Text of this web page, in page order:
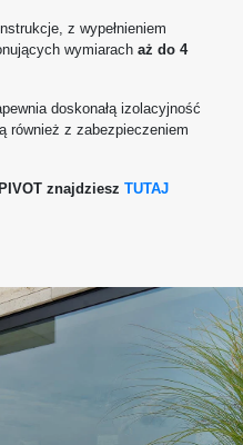
z wypełnieniem
wymiarach aż do 4
doskonałą izolacyjność
również z zabezpieczeniem
znajdziesz TUTAJ